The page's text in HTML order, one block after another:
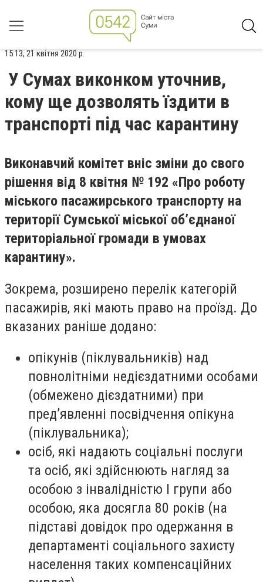
15:13, 21 квітня 2020 р.
У Сумах виконком уточнив,
кому ще дозволять їздити в
транспорті під час карантину
Виконавчий комітет вніс зміни до свого
рішення від 8 квітня № 192 «Про роботу
міського пасажирського транспорту на
території Сумської міської об’єднаної
територіальної громади в умовах
карантину».
Зокрема, розширено перелік категорій
пасажирів, які мають право на проїзд. До
вказаних раніше додано:
опікунів (піклувальників) над
повнолітніми недієздатними особами
(обмежено дієздатними) при
пред’явленні посвідчення опікуна
(піклувальника);
осіб, які надають соціальні послуги
та осіб, які здійснюють нагляд за
особою з інвалідністю І групи або
особою, яка досягла 80 років (на
підставі довідок про одержання в
департаменті соціального захисту
населення таких компенсаційних